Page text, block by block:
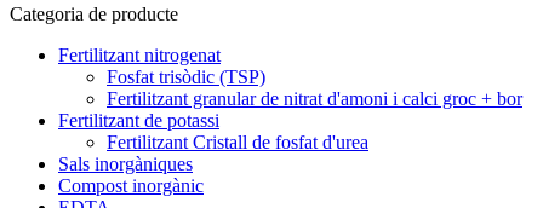
Categoria de producte
Fertilitzant nitrogenat
Fosfat trisòdic (TSP)
Fertilitzant granular de nitrat d'amoni i calci groc + bor
Fertilitzant de potassi
Fertilitzant Cristall de fosfat d'urea
Sals inorgàniques
Compost inorgànic